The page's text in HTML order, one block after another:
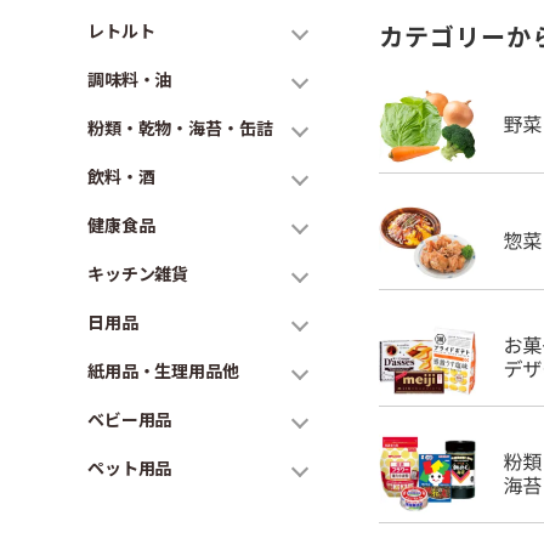
レトルト
調味料・油
粉類・乾物・海苔・缶詰
飲料・酒
健康食品
キッチン雑貨
日用品
紙用品・生理用品他
ベビー用品
ペット用品
カテゴリーか